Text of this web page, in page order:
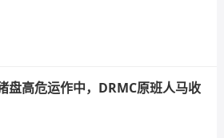
盘高危运作中，DRMC原班人马收